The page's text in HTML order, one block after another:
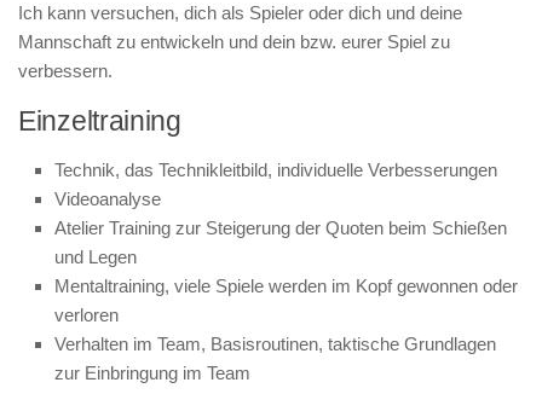
Ich kann versuchen, dich als Spieler oder dich und deine
Mannschaft zu entwickeln und dein bzw. eurer Spiel zu
verbessern.
Einzeltraining
Technik, das Technikleitbild, individuelle Verbesserungen
Videoanalyse
Atelier Training zur Steigerung der Quoten beim Schießen
und Legen
Mentaltraining, viele Spiele werden im Kopf gewonnen oder
verloren
Verhalten im Team, Basisroutinen, taktische Grundlagen
zur Einbringung im Team